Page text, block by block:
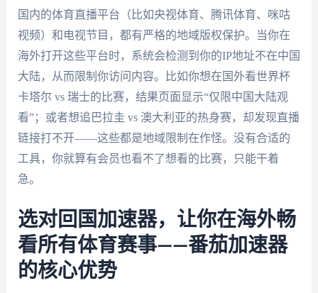
国内的体育直播平台（比如央视体育、腾讯体育、咪咕
视频）和电视节目，都有严格的地域版权保护。当你在
海外打开这些平台时，系统会检测到你的IP地址不在中国
大陆，从而限制你访问内容。比如你想在国外看世界杯
卡塔尔 vs 瑞士的比赛，结果页面显示“仅限中国大陆观
看”；或者想追巴拉圭 vs 澳大利亚的热身赛，却发现直播
链接打不开——这些都是地域限制在作怪。没有合适的
工具，你就算有会员也看不了想看的比赛，只能干着
急。
选对回国加速器，让你在海外畅
看所有体育赛事——番茄加速器
的核心优势